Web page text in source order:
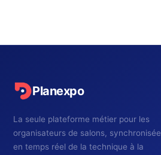
Planexpo
La seule plateforme métier pour les
organisateurs de salons, synchronisée
en temps réel de la technique à la